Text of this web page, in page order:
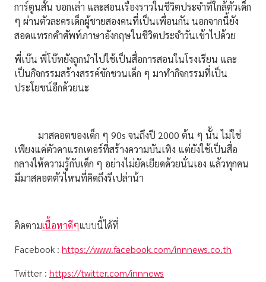
การ์ตูนสั้น บอกเล่า และสอนเรื่องราวในชีวิตประจำที่ใกล้ตัวเด็ก
ๆ ผ่านตัวละครเด็กผู้ชายสองคนที่เป็นเพื่อนกัน นอกจากนี้ยัง
สอดแทรกคำศัพท์ภาษาอังกฤษในชีวิตประจำวันเข้าไปด้วย
พี่เบ๊น พี่โบ๊ทยังถูกนำไปใช้เป็นสื่อการสอนในโรงเรียน และ
เป็นกิจกรรมสร้างสรรค์ชักชวนเด็ก ๆ มาทำกิจกรรมที่เป็น
ประโยชน์อีกด้วยนะ
มาสคอตของเด็ก ๆ 90s จนถึงปี 2000 ต้น ๆ นั้น ไม่ใช่
เพียงแค่ตัวคาแรกเตอร์ที่สร้างความบันเทิง แต่ยังใช้เป็นสื่อ
กลางให้ความรู้กับเด็ก ๆ อย่างไม่ยัดเยียดด้วยนั่นเอง แล้วทุกคน
มีมาสคอตตัวไหนที่คิดถึงรึเปล่าน้า
ติดตามเนื้อหาดีๆแบบนี้ได้ที่
Facebook : https://www.facebook.com/innnews.co.th
Twitter : https://twitter.com/innnews